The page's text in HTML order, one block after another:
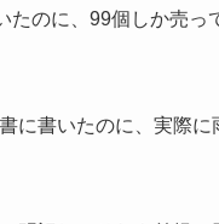
のに、99個しか売っ
に書いたのに、実際